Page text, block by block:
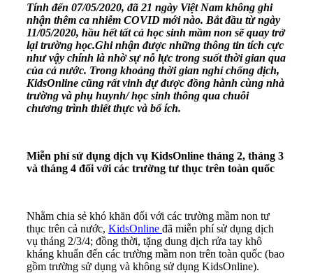
Tính đến 07/05/2020, đã 21 ngày Việt Nam không ghi
nhận thêm ca nhiễm COVID mới nào. Bắt đầu từ ngày
11/05/2020, hầu hết tất cả học sinh mầm non sẽ quay trở
lại trường học.Ghi nhận được những thông tin tích cực
như vậy chính là nhờ sự nỗ lực trong suốt thời gian qua
của cả nước. Trong khoảng thời gian nghỉ chống dịch,
KidsOnline cũng rất vinh dự được đồng hành cùng nhà
trường và phụ huynh/ học sinh thông qua chuỗi
chương trình thiết thực và bổ ích.
Miễn phí sử dụng dịch vụ KidsOnline tháng 2, tháng 3
và tháng 4 đối với các trường tư thục trên toàn quốc
Nhằm chia sẻ khó khăn đối với các trường mầm non tư
thục trên cả nước, KidsOnline đã miễn phí sử dụng dịch
vụ tháng 2/3/4; đồng thời, tặng dung dịch rửa tay khô
kháng khuẩn đến các trường mầm non trên toàn quốc (bao
gồm trường sử dụng và không sử dụng KidsOnline).